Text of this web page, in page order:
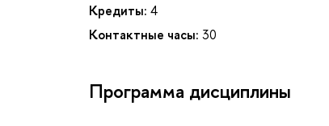
Кредиты: 4
Контактные часы: 30
Программа дисциплины